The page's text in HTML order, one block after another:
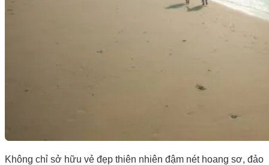
Không chỉ sở hữu vẻ đẹp thiên nhiên đậm nét hoang sơ, đảo